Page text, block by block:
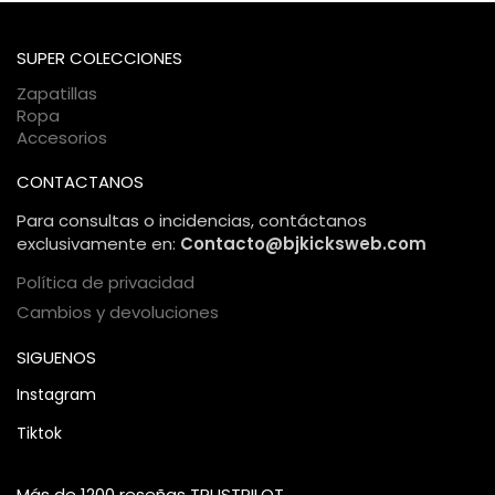
comercio electrónico, garantizando una compra 100%
SUPER COLECCIONES
Zapatillas
Ropa
Accesorios
CONTACTANOS
Para consultas o incidencias, contáctanos
exclusivamente en: Contacto@bjkicksweb.com
Política de privacidad
Cambios y devoluciones
SIGUENOS
Instagram
Tiktok